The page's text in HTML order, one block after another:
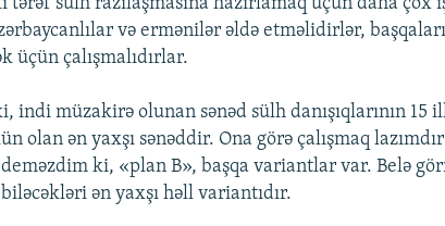
və ermənilər əldə etməlidirlər,
üçün çalışmalıdırlar.
indi müzakirə olunan sənəd sülh danışıqlarının
olan ən yaxşı sənəddir. Ona görə çalışmaq
ki, «plan B», başqa variantlar var. Belə
biləcəkləri ən yaxşı həll variantıdır.